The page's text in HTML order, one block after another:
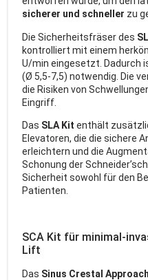
sicherer und schneller zu
Die Sicherheitsfräser des
kontrolliert mit einem
U/min eingesetzt. Dadurch
(Ø 5,5-7,5) notwendig. Die
die Risiken von
Eingriff.
Das SLA Kit enthält
Elevatoren, die die sichere
erleichtern und die
Schonung der
Sicherheit sowohl für den
Patienten.
SCA Kit für minimal-
Lift
Das Sinus Crestal